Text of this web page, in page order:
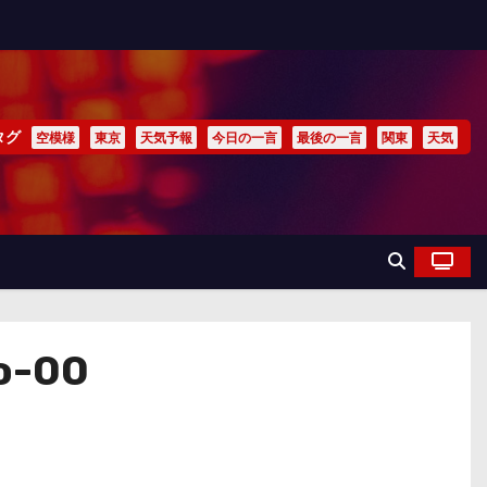
グ 空模様 東京 天気予報 今日の一言 最後の一言 関東 天気
00